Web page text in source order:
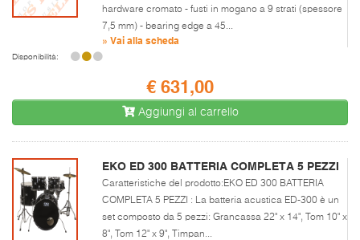
hardware cromato - fusti in mogano a 9 strati (spessore
7,5 mm) - bearing edge a 45...
» Vai alla scheda
Disponibilità:
€ 631,00
Aggiungi al carrello
EKO ED 300 BATTERIA COMPLETA 5 PEZZI
Caratteristiche del prodotto:EKO ED 300 BATTERIA
COMPLETA 5 PEZZI : La batteria acustica ED-300 è un
set composto da 5 pezzi: Grancassa 22" x 14", Tom 10" x
8", Tom 12" x 9", Timpan...